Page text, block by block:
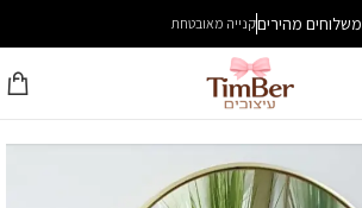
משלוחים מהיריםקנייה מאובטחת